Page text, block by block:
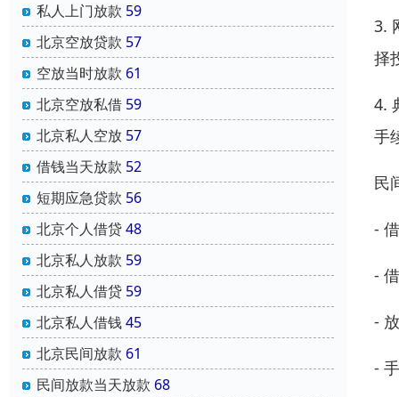
私人上门放款 59
北京空放贷款 57
空放当时放款 61
北京空放私借 59
北京私人空放 57
借钱当天放款 52
短期应急贷款 56
北京个人借贷48
北京私人放款 59
北京私人借贷 59
北京私人借钱45
北京民间放款 61
民间放款当天放款 68
3.
择
4.
手
民
-
-
-
-